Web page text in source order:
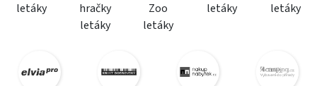
letáky
hračky
letáky
Zoo
letáky
letáky
letáky